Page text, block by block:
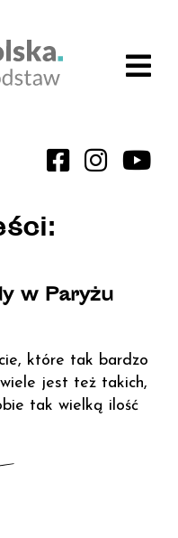
w Paryżu
które tak bardzo
jest też takich,
tak wielką ilość